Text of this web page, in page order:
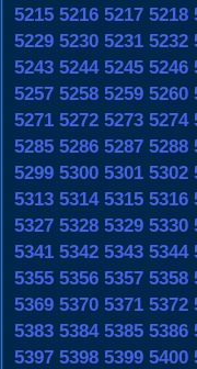
5215 5216 5217 5218
5229 5230 5231 5232
5243 5244 5245 5246
5257 5258 5259 5260
5271 5272 5273 5274
5285 5286 5287 5288
5299 5300 5301 5302
5313 5314 5315 5316
5327 5328 5329 5330
5341 5342 5343 5344
5355 5356 5357 5358
5369 5370 5371 5372
5383 5384 5385 5386
5397 5398 5399 5400